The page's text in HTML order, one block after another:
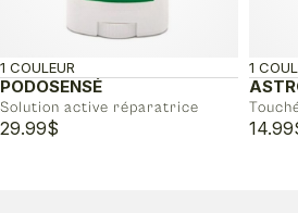
PODOSENSÉ
Solution active réparatrice
1 COULEUR
29.99$
1
14.99